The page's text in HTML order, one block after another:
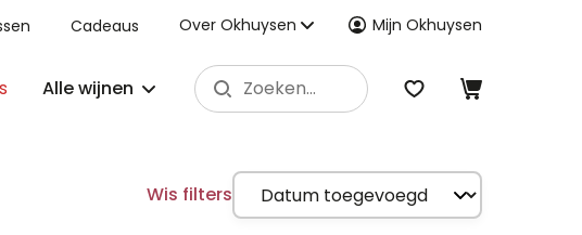
Cadeaus Over Okhuysen Mijn Okhuysen
Alle wijnen
Wis filters